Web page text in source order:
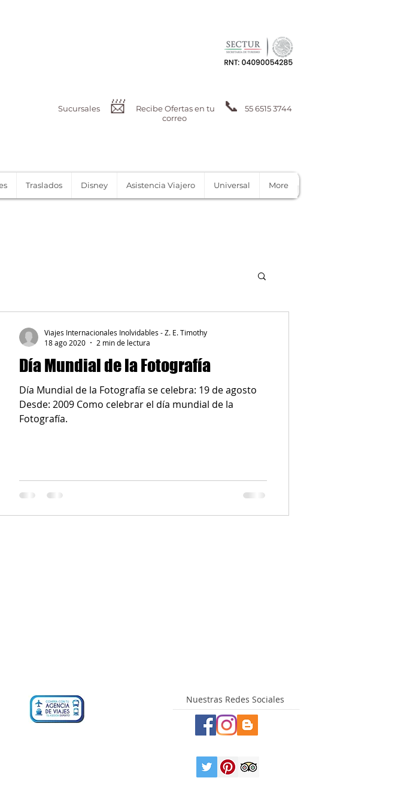
Sucursales
Recibe Ofertas en tu
correo
📞
📨 55 6515 3744
Traslados Disney Asistencia Viajero Universal More
Día Mundial de la Fotografía
Día Mundial de la Fotografía se celebra: 19 de agosto
Desde: 2009 Como celebrar el día mundial de la
Fotografía.
Viajes Internacionales Inolvidables - Z. E. Timothy
18 ago 2020
2 min de lectura
Nuestras Redes Sociales